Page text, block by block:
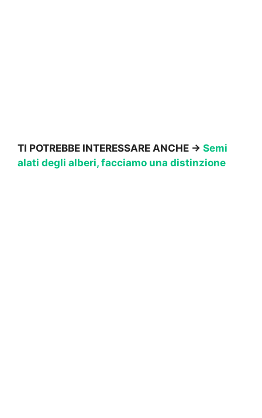
TI POTREBBE INTERESSARE ANCHE -> Semi
alati degli alberi, facciamo una distinzione